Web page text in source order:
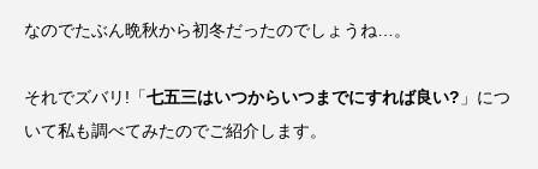
なのでたぶん晩秋から初冬だったのでしょうね…。
それでズバリ!「七五三はいつからいつまでにすれば良い? 」につ
いて私も調べてみたのでご紹介します。